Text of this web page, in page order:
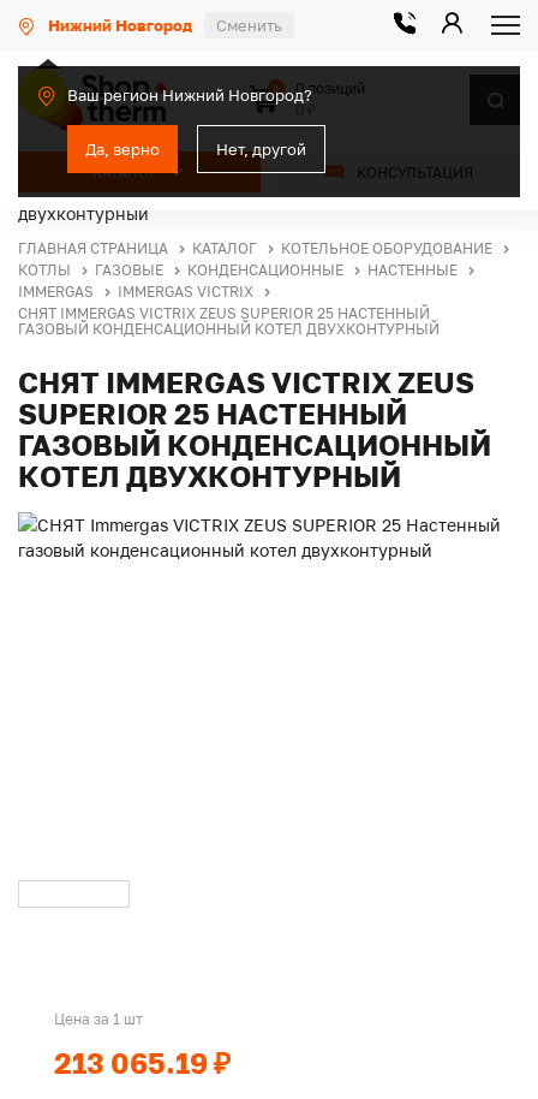
Нижний Новгород Сменить
Ваш регион Нижний Новгород?
Да, верно Нет, другой
КАТАЛОГ КОНСУЛЬТАЦИЯ
0
0 позиций
ГЛАВНАЯ СТРАНИЦА КАТАЛОГ
КОТЕЛЬНОЕ ОБОРУДОВАНИЕ
КОТЛЫ
ГАЗОВЫЕ КОНДЕНСАЦИОННЫЕ
НАСТЕННЫЕ
IMMERGAS
IMMERGAS VICTRIX
СНЯТ IMMERGAS VICTRIX ZEUS SUPERIOR 25 НАСТЕННЫЙ
ГАЗОВЫЙ КОНДЕНСАЦИОННЫЙ КОТЕЛ ДВУХКОНТУРНЫЙ
СНЯТ IMMERGAS VICTRIX ZEUS
SUPERIOR 25 НАСТЕННЫЙ
ГАЗОВЫЙ КОНДЕНСАЦИОННЫЙ
КОТЕЛ ДВУХКОНТУРНЫЙ
Цена за 1 шт
213 065.19 ₽